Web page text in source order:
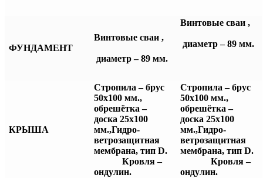
ФУНДАМЕНТ
Винтовые сваи ,
диаметр – 89 мм.
Винтовые сваи ,
диаметр – 89 мм.
КРЫША
Стропила – брус
50х100 мм.,
обрешётка –
доска 25х100
мм.,Гидро-
ветрозащитная
мембрана, тип D.
Кровля –
ондулин.
Стропила – брус
50х100 мм.,
обрешётка –
доска 25х100
мм.,Гидро-
ветрозащитная
мембрана, тип D.
Кровля –
ондулин.